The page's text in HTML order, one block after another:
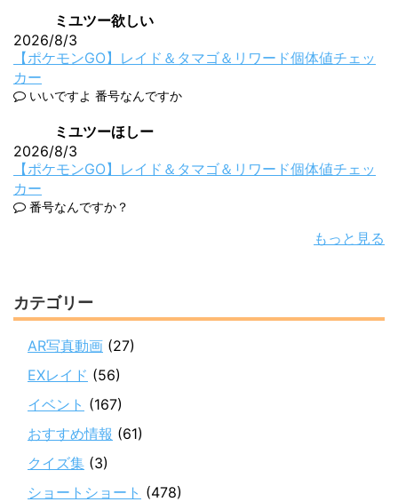
ミユツー欲しい
2026/8/3
【ポケモンGO】レイド＆タマゴ＆リワード個体値チェッ
カー
いいですよ 番号なんですか
ミユツーほしー
2026/8/3
【ポケモンGO】レイド＆タマゴ＆リワード個体値チェッ
カー
番号なんですか？
もっと見る
カテゴリー
AR写真動画 (27)
EXレイド (56)
イベント (167)
おすすめ情報 (61)
クイズ集 (3)
ショートショート (478)